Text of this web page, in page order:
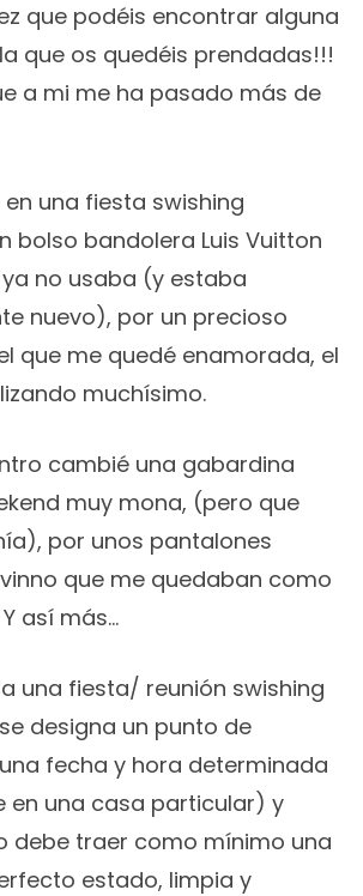
que podéis encontrar alguna
que os quedéis prendadas!!!
a mi me ha pasado más de
una fiesta swishing
bolso bandolera Luis Vuitton
no usaba (y estaba
nuevo), por un precioso
que me quedé enamorada, el
muchísimo.
cambié una gabardina
muy mona, (pero que
por unos pantalones
que me quedaban como
así más…
una fiesta/ reunión swishing
designa un punto de
fecha y hora determinada
en una casa particular) y
debe traer como mínimo una
estado, limpia y